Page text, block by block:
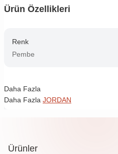
Ürün Özellikleri
Renk
Pembe
Daha Fazla
Daha Fazla JORDAN
Ürünler